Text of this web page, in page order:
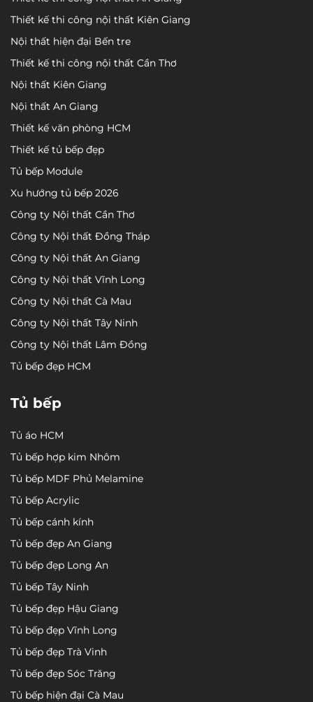
Thiết kế thi công nội thất Kiên Giang
Nội thất hiện đại Bến tre
Thiết kế thi công nội thất Cần Thơ
Nội thất Kiên Giang
Nội thất An Giang
Thiết kế văn phòng HCM
Thiết kế tủ bếp đẹp
Tủ bếp Module
Xu hướng tủ bếp 2026
Công ty Nội thất Cần Thơ
Công ty Nội thất Đồng Tháp
Công ty Nội thất An Giang
Công ty Nội thất Vĩnh Long
Công ty Nội thất Cà Mau
Công ty Nội thất Tây Ninh
Công ty Nội thất Lâm Đồng
Tủ bếp đẹp HCM
Tủ bếp
Tủ áo HCM
Tủ bếp hợp kim Nhôm
Tủ bếp MDF Phủ Melamine
Tủ bếp Acrylic
Tủ bếp cánh kính
Tủ bếp đẹp An Giang
Tủ bếp đẹp Long An
Tủ bếp Tây Ninh
Tủ bếp đẹp Hậu Giang
Tủ bếp đẹp Vĩnh Long
Tủ bếp đẹp Trà Vinh
Tủ bếp đẹp Sóc Trăng
Tủ bếp hiện đại Cà Mau